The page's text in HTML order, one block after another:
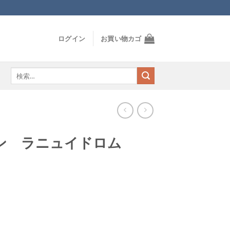
ログイン お買い物カゴ
ラニュイドロム